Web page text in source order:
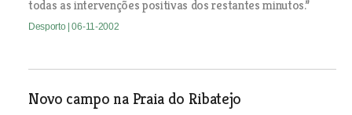
todas as intervenções positivas dos restantes minutos.”
Desporto | 06-11-2002
Novo campo na Praia do Ribatejo